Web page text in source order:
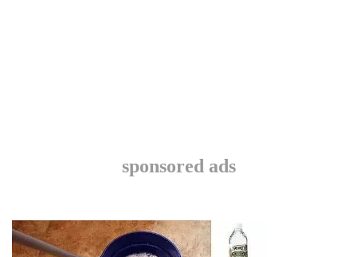
sponsored ads